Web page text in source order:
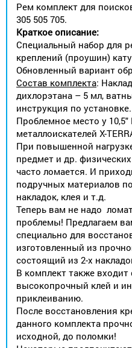
Рем комплект для
305 505 705.
Краткое описание:
Специальный набор для
креплений (проушин)
Обновленный вариант
Состав комплекта:
дихлорэтана – 5 мл,
инструкция по установке.
Проблемное место у
металлоискателей X-
При повышенной
предмет и др.
часто ломается. И
подручных материалов
накладок, клея и т.д.
Теперь вам не надо
проблемы! Предлагаем
специально для
изготовленный из
состоящий из 2-х
В комплект также
высокопрочный клей и
приклеиванию.
После восстановления
данного комплекта
исходной, до поломки!